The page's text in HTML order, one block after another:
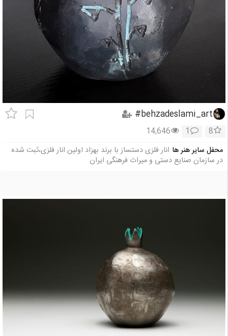
behzadeslami_art#
8
1
14,646
محفل سایر هنر ها انار فلزی دستساز با برند بهزاد اولین انار فلزی،ثبت شده
در سازمان صنایع دستی و میراث فرهنگی ایران